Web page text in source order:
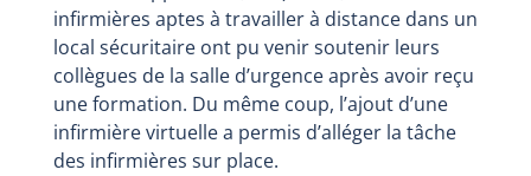
infirmières aptes à travailler à distance dans un
local sécuritaire ont pu venir soutenir leurs
collègues de la salle d’urgence après avoir reçu
une formation. Du même coup, l’ajout d’une
infirmière virtuelle a permis d’alléger la tâche
des infirmières sur place.